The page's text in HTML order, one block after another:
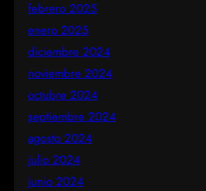
febrero 2025
enero 2025
diciembre 2024
noviembre 2024
octubre 2024
septiembre 2024
agosto 2024
julio 2024
junio 2024